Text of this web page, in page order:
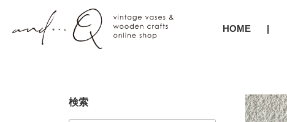
HOME
検索